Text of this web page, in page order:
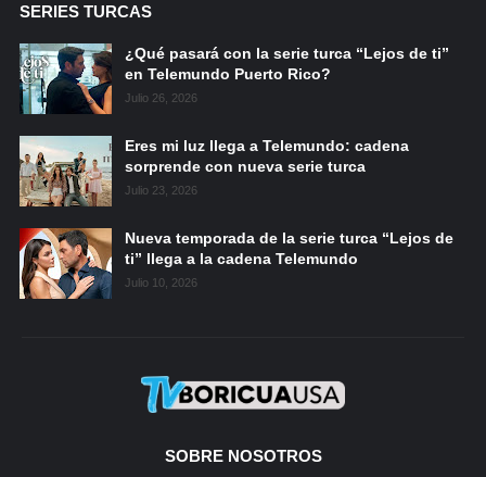
SERIES TURCAS
¿Qué pasará con la serie turca “Lejos de ti”
en Telemundo Puerto Rico?
Julio 26, 2026
Eres mi luz llega a Telemundo: cadena
sorprende con nueva serie turca
Julio 23, 2026
Nueva temporada de la serie turca “Lejos de
ti” llega a la cadena Telemundo
Julio 10, 2026
SOBRE NOSOTROS